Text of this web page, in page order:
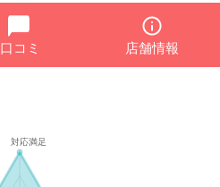
口コミ 店舗情報